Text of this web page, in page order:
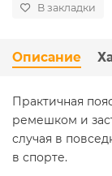
В закладки
Описание
Практичная
ремешком и
случая в
в спорте.